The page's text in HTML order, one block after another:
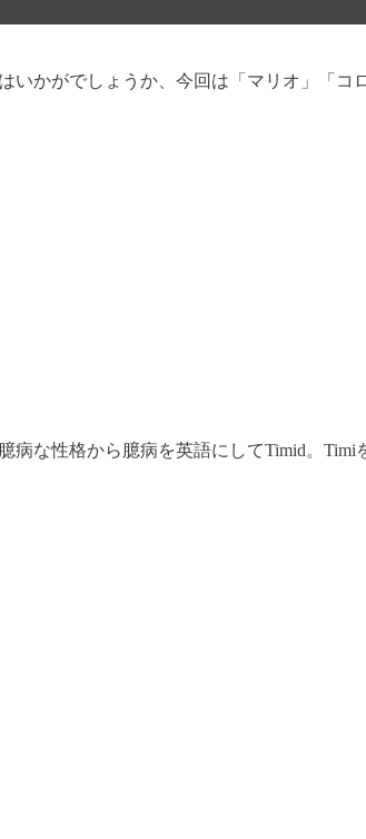
かがでしょうか、今回は「マリオ」「コ
な性格から臆病を英語にしてTimid。Timi